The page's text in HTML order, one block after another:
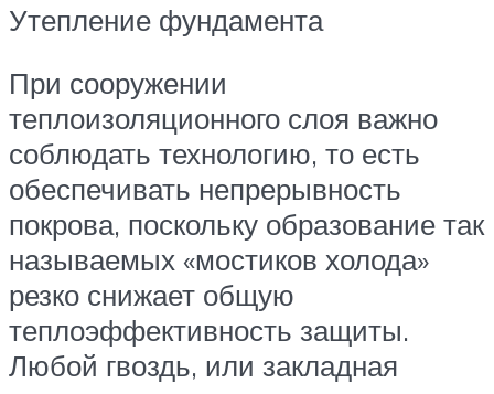
Утепление фундамента
При сооружении
теплоизоляционного слоя важно
соблюдать технологию, то есть
обеспечивать непрерывность
покрова, поскольку образование так
называемых «мостиков холода»
резко снижает общую
теплоэффективность защиты.
Любой гвоздь, или закладная